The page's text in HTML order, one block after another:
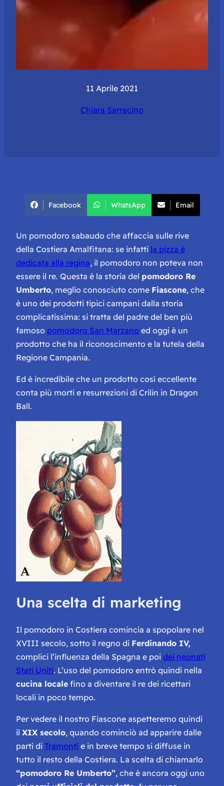
11 Aprile 2021
Chiara Sarracino
Facebook WhatsApp Email
Un pomodoro sabaudo che affaccia sulle rive
della Costiera Amalfitana: se infatti la pizza è
dedicata alla regina, il pomodoro non poteva non
essere il re. Questa è la storia del pomodoro Re
Umberto, meglio conosciuto come Fiascone, che
è uno dei prodotti tipici campani dalla storia
complicatissima: si tratta del padre del ben più
famoso pomodoro San Marzano ed oggi è un
prodotto che ha il riconoscimento e la tutela della
Regione Campania.
Ed è incredibile che un prodotto così eccellente
conta più morti e resurrezioni di Crilin in Dragon
Ball.
Una scelta di marketing
Il pomodoro in Costiera comincia a spopolare nel
XVIII secolo, sotto il regno di Ferdinando IV,
complici l’influenza della Spagna e poi dei neonati
Stati Uniti. L’uso del pomodoro entrò quindi nella
cucina locale fino a diventare il re dei ricettari
locali in poco tempo.
Per vedere il nostro Fiascone aspetteremo quindi
il XIX secolo, quando cominciò ad apparire dalle
parti di Tramonti e in breve tempo si diffuse in
tutto il resto della Costiera. La scelta di chiamarlo
“pomodoro Re Umberto”, che è ancora oggi uno